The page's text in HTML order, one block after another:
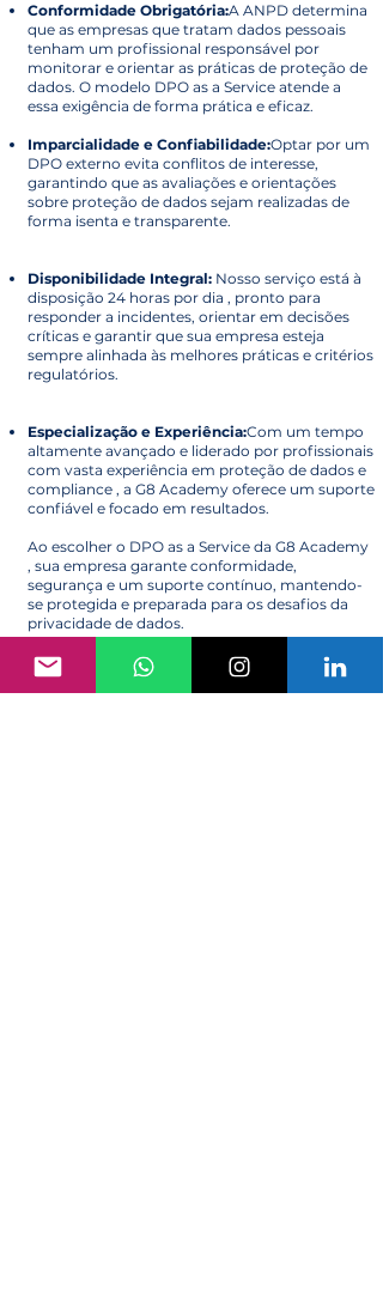
Conformidade Obrigatória:A ANPD determina
que as empresas que tratam dados pessoais
tenham um profissional responsável por
monitorar e orientar as práticas de proteção de
dados. O modelo DPO as a Service atende a
essa exigência de forma prática e eficaz.
Imparcialidade e Confiabilidade:Optar por um
DPO externo evita conflitos de interesse,
garantindo que as avaliações e orientações
sobre proteção de dados sejam realizadas de
forma isenta e transparente.
Disponibilidade Integral: Nosso serviço está à
disposição 24 horas por dia , pronto para
responder a incidentes, orientar em decisões
críticas e garantir que sua empresa esteja
sempre alinhada às melhores práticas e critérios
regulatórios.
Especialização e Experiência:Com um tempo
altamente avançado e liderado por profissionais
com vasta experiência em proteção de dados e
compliance , a G8 Academy oferece um suporte
confiável e focado em resultados.
Ao escolher o DPO as a Service da G8 Academy
, sua empresa garante conformidade,
segurança e um suporte contínuo, mantendo-
se protegida e preparada para os desafios da
privacidade de dados.